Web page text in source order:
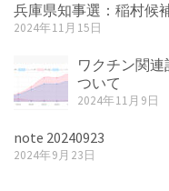
兵庫県知事選：稲村候
2024年11月15日
ワクチン関
ついて
2024年11月9日
note 20240923
2024年9月23日